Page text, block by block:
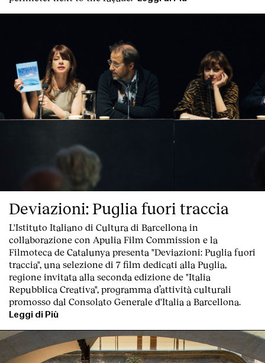
Deviazioni: Puglia fuori traccia
L'Istituto Italiano di Cultura di Barcellona in
collaborazione con Apulia Film Commission e la
Filmoteca de Catalunya presenta "Deviazioni: Puglia fuori
traccia", una selezione di 7 film dedicati alla Puglia,
regione invitata alla seconda edizione de "Italia
Repubblica Creativa", programma d’attività culturali
promosso dal Consolato Generale d'Italia a Barcellona.
Leggi di Più